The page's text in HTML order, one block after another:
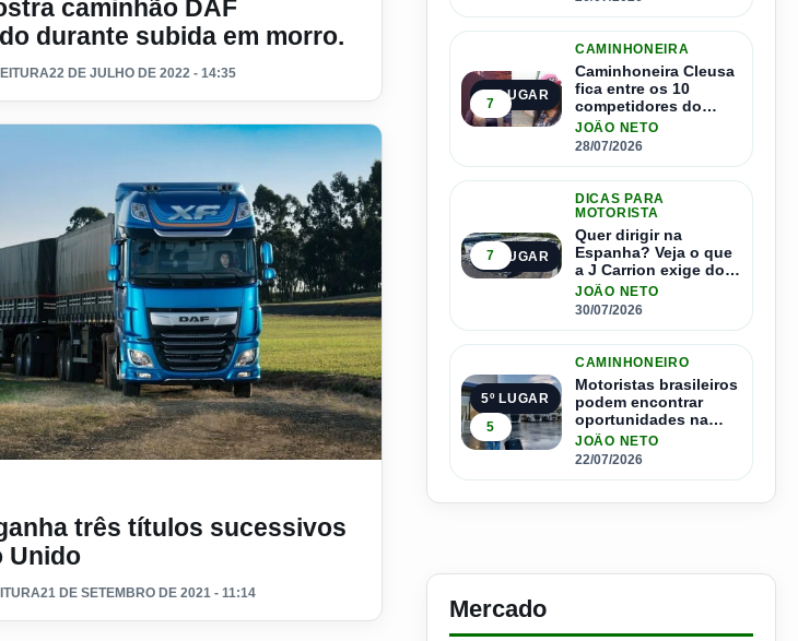
caminhão DAF
durante subida em morro.
22 DE JULHO DE 2022 - 14:35
três títulos sucessivos
Unido
21 DE SETEMBRO DE 2021 - 11:14
3º LUGAR
7
CAMINHONEIRA
Caminhoneira Cleusa
fica entre os 10
competidores do
Master Driver Brasil
JOÃO NETO
28/07/2026
4º LUGAR
7
DICAS PARA
MOTORISTA
Quer dirigir na
Espanha? Veja o que
a J Carrion exige dos
brasileiros
JOÃO NETO
30/07/2026
5º LUGAR
5
CAMINHONEIRO
Motoristas brasileiros
podem encontrar
oportunidades na
Espanha com salários
que passam de R$ 17
JOÃO NETO
22/07/2026
Mercado